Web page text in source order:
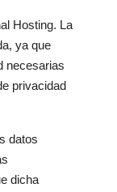
Hosting. La
ya que
necesarias
privacidad
datos
dicha